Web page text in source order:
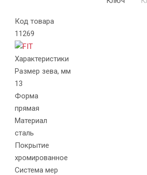
Код товара
11269
Характеристики
Размер зева, мм
13
Форма
прямая
Материал
сталь
Покрытие
хромированное
Система мер